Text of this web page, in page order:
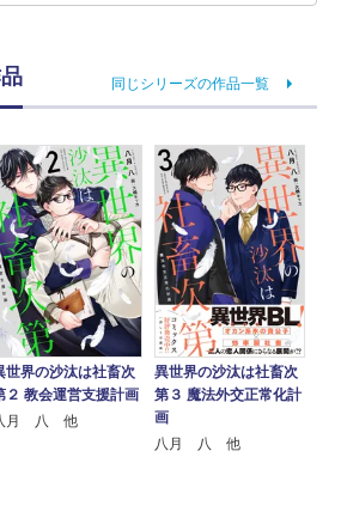
同じシリーズの作品一覧
世界の沙汰は社畜次
２ 教会運営支援計画
月 八 他
異世界の沙汰は社畜次
第３ 魔法外交正常化計
画
八月 八 他